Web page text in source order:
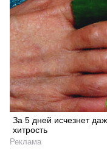
За 5 дней исчезнет
хитрость
Реклама